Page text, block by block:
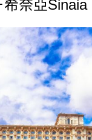
奈亞Sinaia